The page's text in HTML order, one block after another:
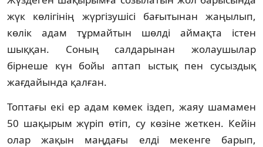
жүк көлігінің жүргізушісі бағытынан жаңылып,
көлік адам тұрмайтын шөлді аймақта істен
шыққан. Соның салдарынан жолаушылар
бірнеше күн бойы аптап ыстық пен сусыздық
жағдайында қалған.
Топтағы екі ер адам көмек іздеп, жаяу шамамен
50 шақырым жүріп өтіп, су көзіне жеткен. Кейін
олар жақын маңдағы елді мекенге барып,